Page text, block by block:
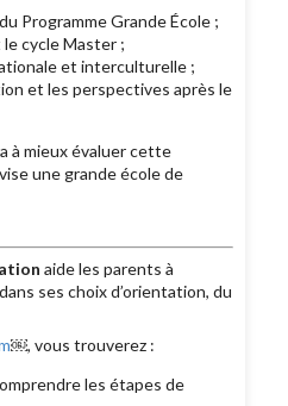
Programme Grande École ;
cycle Master ;
et interculturelle ;
et les perspectives après le
à mieux évaluer cette
une grande école de
aide les parents à
ses choix d’orientation, du
￼, vous trouverez :
les étapes de